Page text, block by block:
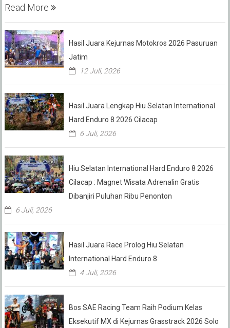
Read More
Hasil Juara Kejurnas Motokros 2026 Pasuruan
Jatim
12 Juli, 2026
Hasil Juara Lengkap Hiu Selatan International
Hard Enduro 8 2026 Cilacap
6 Juli, 2026
Hiu Selatan International Hard Enduro 8 2026
Cilacap : Magnet Wisata Adrenalin Gratis
Dibanjiri Puluhan Ribu Penonton
6 Juli, 2026
Hasil Juara Race Prolog Hiu Selatan
International Hard Enduro 8
4 Juli, 2026
Bos SAE Racing Team Raih Podium Kelas
Eksekutif MX di Kejurnas Grasstrack 2026 Solo